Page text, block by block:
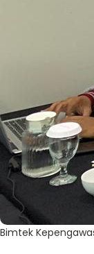
Bimtek